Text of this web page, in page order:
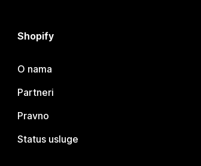
Shopify
O nama
Partneri
Pravno
Status usluge